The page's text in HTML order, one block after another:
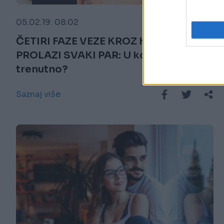
05.02.19. 08:02
ČETIRI FAZE VEZE KROZ KOJE
PROLAZI SVAKI PAR: U kojoj ste
trenutno?
Saznaj više